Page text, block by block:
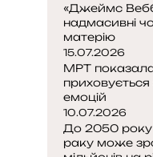
«Джеймс
надмасивні
матерію
15.07.2026
МРТ
приховується
емоцій
10.07.2026
До 2050 року
раку може